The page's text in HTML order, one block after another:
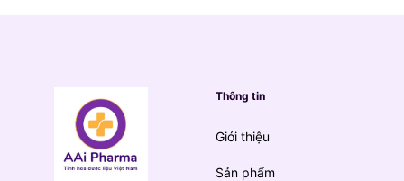
Thông tin
Giới thiệu
Sản phẩm